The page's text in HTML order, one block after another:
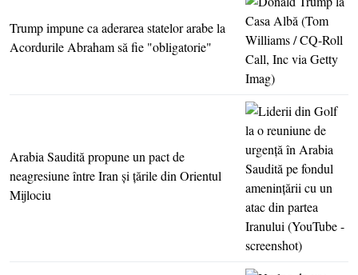
Trump impune ca aderarea statelor arabe la
Acordurile Abraham să fie "obligatorie"
Arabia Saudită propune un pact de
neagresiune între Iran şi ţările din Orientul
Mijlociu